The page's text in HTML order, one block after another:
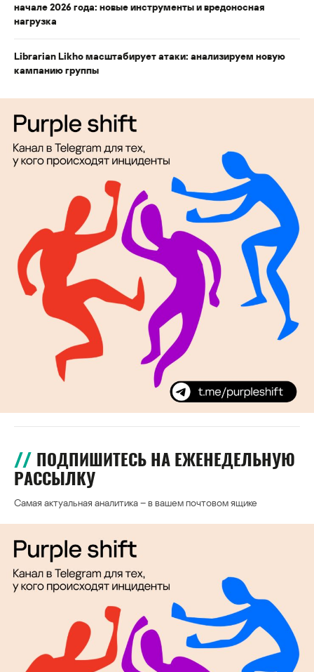
начале 2026 года: новые инструменты и вредоносная
нагрузка
Librarian Likho масштабирует атаки: анализируем новую
кампанию группы
ПОДПИШИТЕСЬ НА ЕЖЕНЕДЕЛЬНУЮ
РАССЫЛКУ
Самая актуальная аналитика – в вашем почтовом ящике